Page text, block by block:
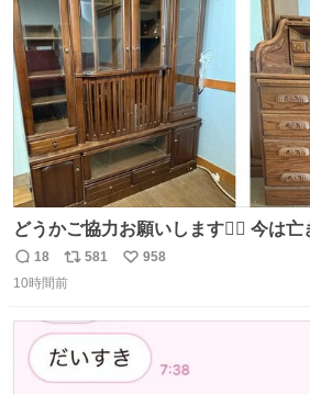
数
どうかご協力お願いします🙇‍♂️ 今は亡き祖父母の家の取り壊
しが決まり、どうしても処分して欲
引き取り手を探しております この2つは私の祖母が当初一
さで亡くなりましたが、この家具達
りました 続く↓
返
信
18
リ
ポ
ト
数
581
い
数
958
10時間前